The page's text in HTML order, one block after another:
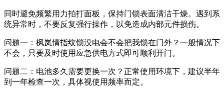
同时避免频繁用力拍打面板，保持门锁表面清洁干燥。遇到系
统异常时，不要反复强行操作，以免造成内部元件损伤。
问题一：枫岚情指纹锁没电会不会把我锁在门外？一般情况下
不会，只要及时使用应急供电方式即可顺利开门。
问题二：电池多久需要更换一次？正常使用环境下，建议半年
到一年检查一次，具体视使用频率而定。